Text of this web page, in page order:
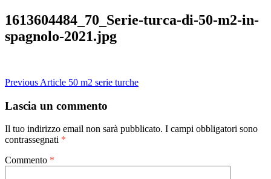
1613604484_70_Serie-turca-di-50-m2-in-
spagnolo-2021.jpg
Navigazione
articoli
Previous Article 50 m2 serie turche
Lascia un commento
Il tuo indirizzo email non sarà pubblicato. I campi obbligatori sono
contrassegnati *
Commento *